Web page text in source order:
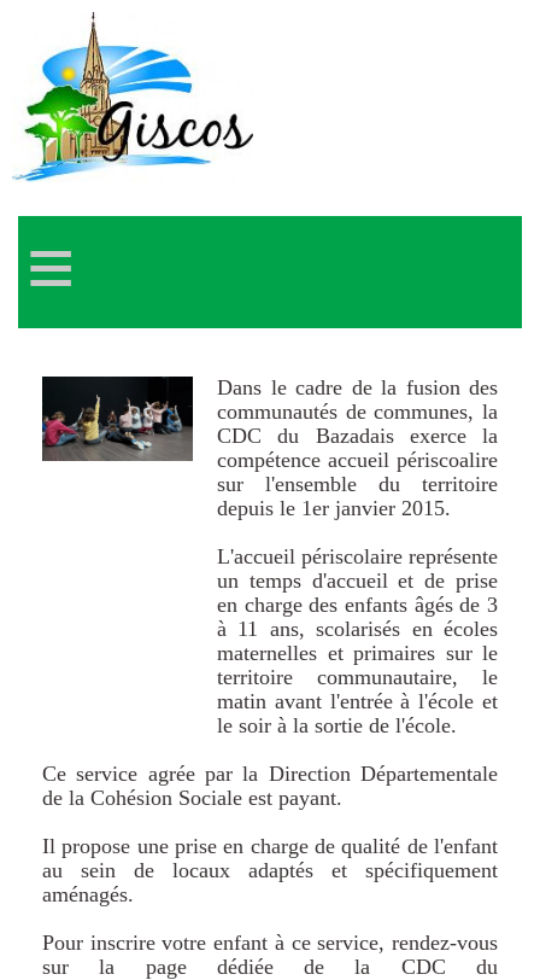
≡
Dans le cadre de la fusion des
communautés de communes, la
CDC du Bazadais exerce la
compétence accueil périscoalire
sur l'ensemble du territoire
depuis le 1er janvier 2015.
L'accueil périscolaire représente
un temps d'accueil et de prise
en charge des enfants âgés de 3
à 11 ans, scolarisés en écoles
maternelles et primaires sur le
territoire communautaire, le
matin avant l'entrée à l'école et
le soir à la sortie de l'école.
Ce service agrée par la Direction Départementale
de la Cohésion Sociale est payant.
Il propose une prise en charge de qualité de l'enfant
au sein de locaux adaptés et spécifiquement
aménagés.
Pour inscrire votre enfant à ce service, rendez-vous
sur la page dédiée de la CDC du